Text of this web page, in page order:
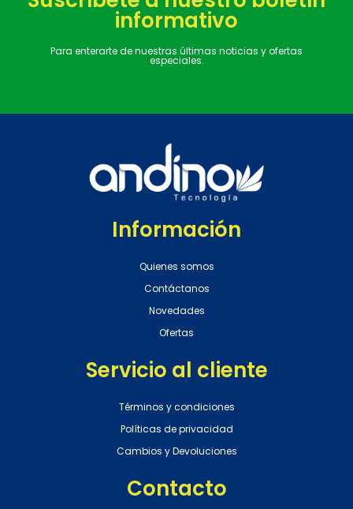
informativo
Para enterarte de nuestras últimas noticias y ofertas
especiales.
Información
Quienes somos
Contáctanos
Novedades
Ofertas
Servicio al cliente
Términos y condiciones
Políticas de privacidad
Cambios y Devoluciones
Contacto